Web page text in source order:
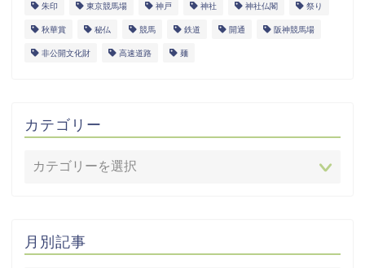
朱印 東京競馬場 神戸 神社 神社仏閣 祭り
秋華賞 秘仏 競馬 鉄道 開通 阪神競馬場
非公開文化財 高速道路 麺
カテゴリー
月別記事